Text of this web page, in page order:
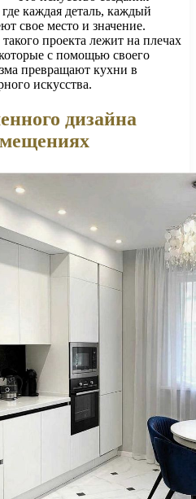
каждая деталь, каждый
свое место и значение.
проекта лежит на плечах
с помощью своего
превращают кухни в
искусства.
дизайна